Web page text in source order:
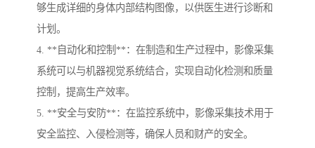
够生成详细的身体内部结构图像，以供医生进行诊断和
计划。
4. **自动化和控制**：在制造和生产过程中，影像采集
系统可以与机器视觉系统结合，实现自动化检测和质量
控制，提高生产效率。
5. **安全与安防**：在监控系统中，影像采集技术用于
安全监控、入侵检测等，确保人员和财产的安全。